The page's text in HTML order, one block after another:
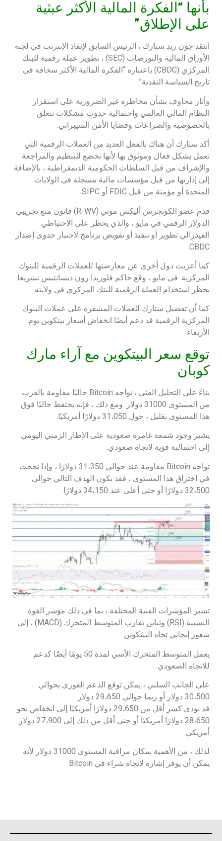
بأنها “الفكرة المالية الأكثر عبثية
على الإطلاق”
انتقد جون ريد ستارك ، الرئيس السابق لإنفاذ الإنترنت في لجنة
الأوراق المالية والبورصات (SEC) ، تطوير عملة رقمية للبنك
المركزي (CBDC) باعتباره “الفكرة المالية الأكثر سخافة في
تاريخ السياسة النقدية”.
وأثار مخاوف بشأن مخاطره غير الضرورية على استقرار
النظام المالي العالمي واحتمالية حدوث مشكلات تتعلق
بالخصوصية والصراعات وقضايا الأمن السيبراني.
أكد ستارك أن هناك بالفعل العديد من العملات الرقمية التي
تعمل بشكل فعال وموثوق بها لأنها تخضع للتنظيم والمراجعة
والإشراف من قبل السلطات الحكومية الديمقراطية ، بالإضافة
إلى إدارتها من قبل مؤسسات مالية مسجلة في الولايات
المتحدة أو مؤمنة من قبل FDIC أو SIPC.
قدم عضو الكونجرس أليكس موني (R-WV) قانون منع تجريبي
الدولار الرقمي في مايو ، والذي يحظر على الاحتياطي
الفيدرالي تطوير أو تنفيذ أو تفويض برنامج لاختبار جدوى إصدار
CBDC.
كما أعربت دول أخرى عن معارضتها للعملات الرقمية للبنوك
المركزية. في مايو ، وقع حاكم فلوريدا رون ديسانتيس تشريعا
يحظر استخدام العملة الرقمية للبنك المركزي في ولايته.
كما أن تفضيل ستارك للعملات المشفرة على عملات البنوك
المركزية الرقمية قد دعم أيضًا انخفاض أسعار بيتكوين يوم
الأربعاء.
توقع سعر البيتكوين مع آراء مارك
كوبان
بناءً على التحليل الفني ، تواجه Bitcoin حاليًا مقاومة بالقرب
من المستوى 31000 دولار. ومع ذلك ، فإنه يحتفظ حاليًا فوق
هذا المستوى بقليل ، حول 31،050 دولارًا أمريكيًا.
يشير وجود شمعة غامرة صعودية على الإطار الزمني اليومي
إلى احتمالية قوية لاتجاه صعودي.
تواجه Bitcoin مقاومة عند حوالي 31،350 دولارًا ، وإذا نجحت
في اختراق هذا المستوى ، فقد يكون الهدف التالي حوالي
32،500 دولارًا أو حتى أعلى عند 34،150 دولارًا.
تشير المؤشرات الفنية المختلفة ، بما في ذلك مؤشر القوة
النسبية (RSI) وتباين تقارب المتوسط المتحرك (MACD) ، إلى
شعور إيجابي تجاه البيتكوين.
يعمل المتوسط المتحرك الأسي لمدة 50 يومًا أيضًا كدعم
للاتجاه الصعودي.
على الجانب السلبي ، يمكن توقع الدعم الفوري بحوالي
30،500 دولار أو ربما حوالي 29،650 دولار.
قد يؤدي كسر أقل من 29،650 دولارًا أمريكيًا إلى انخفاض نحو
28،650 دولارًا أمريكيًا أو حتى أقل من ذلك إلى 27،900 دولار
أمريكي.
لذلك ، من الأهمية بمكان مراقبة المستوى 31000 دولار لأنه
يمكن أن يوفر إشارة لاتجاه شراء في Bitcoin.